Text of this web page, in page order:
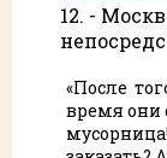
12. -
«После
время они